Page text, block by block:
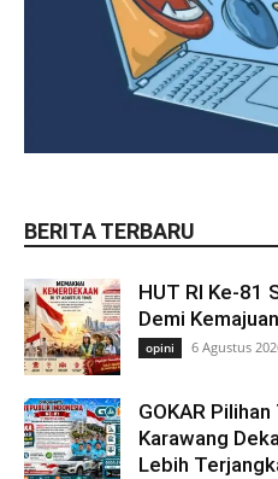
BERITA TERBARU
HUT RI Ke-81
Demi
opini 6 Agustus
GOKAR
Karawang
Lebih